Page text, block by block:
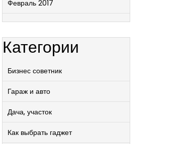
Февраль 2017
Категории
Бизнес советник
Гараж и авто
Дача, участок
Как выбрать гаджет